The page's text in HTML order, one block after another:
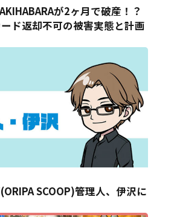
が2ヶ月で破産！？
ド返却不可の被害実態と計画
SCOOP)管理人、伊沢に